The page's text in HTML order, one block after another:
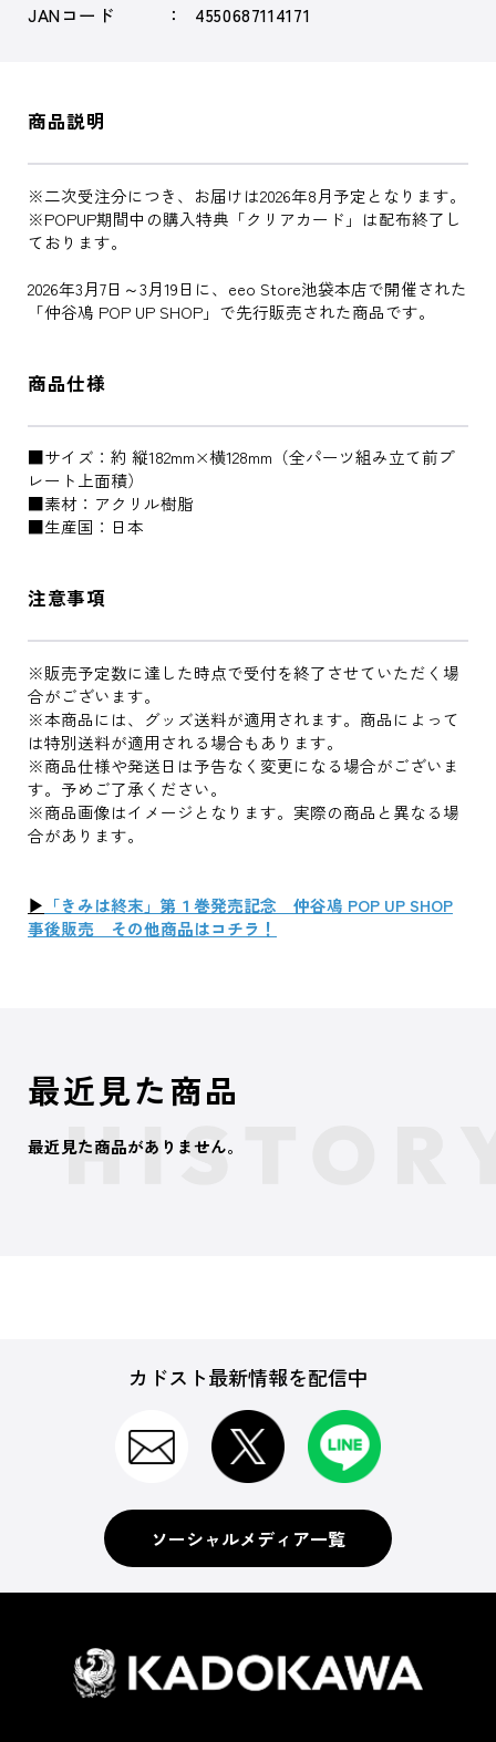
JANコード 4550687114171
商品説明
※二次受注分につき、お届けは2026年8月予定となります。
※POPUP期間中の購入特典「クリアカード」は配布終了し
ております。
2026年3月7日～3月19日に、eeo Store池袋本店で開催された
「仲谷鳰 POP UP SHOP」で先行販売された商品です。
商品仕様
■サイズ：約 縦182mm×横128mm（全パーツ組み立て前プ
レート上面積）
■素材：アクリル樹脂
■生産国：日本
注意事項
※販売予定数に達した時点で受付を終了させていただく場
合がございます。
※本商品には、グッズ送料が適用されます。商品によって
は特別送料が適用される場合もあります。
※商品仕様や発送日は予告なく変更になる場合がございま
す。予めご了承ください。
※商品画像はイメージとなります。実際の商品と異なる場
合があります。
▶ 「きみは終末」第１巻発売記念 仲谷鳰 POP UP SHOP
事後販売 その他商品はコチラ！
最近見た商品
最近見た商品がありません。
カドスト最新情報を配信中
ソーシャルメディア一覧